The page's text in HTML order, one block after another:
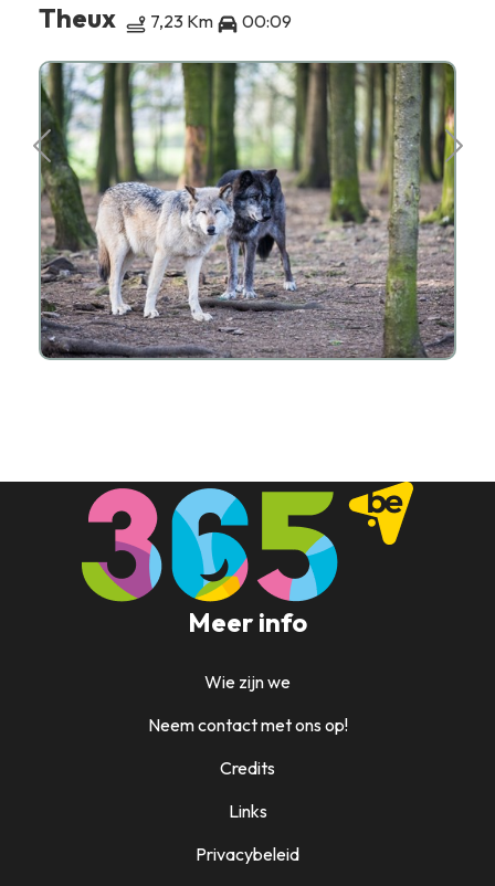
Theux
7,23 Km 00:09
Meer info
Wie zijn we
Neem contact met ons op!
Credits
Links
Privacybeleid